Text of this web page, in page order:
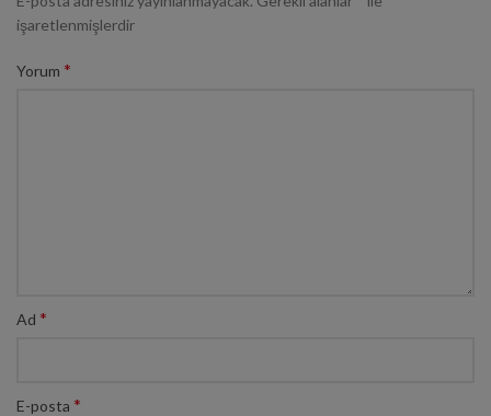
işaretlenmişlerdir
Yorum *
Ad *
E-posta *